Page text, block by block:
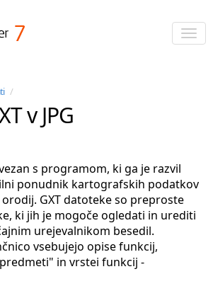
/
v JPG
s programom, ki ga je razvil
ponudnik kartografskih podatkov
GXT datoteke so preproste
ki jih je mogoče ogledati in urediti
urejevalnikom besedil.
vsebujejo opise funkcij,
in vrstei funkcij -